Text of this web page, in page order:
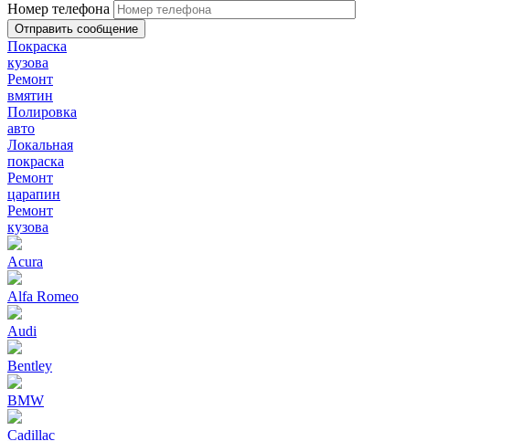
Номер телефона
Покраска
кузова
Ремонт
вмятин
Полировка
авто
Локальная
покраска
Ремонт
царапин
Ремонт
кузова
Acura
Alfa Romeo
Audi
Bentley
BMW
Cadillac